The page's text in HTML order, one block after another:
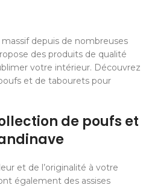
depuis de nombreuses
des produits de qualité
votre intérieur. Découvrez
et de tabourets pour
de poufs et
et de l’originalité à votre
également des assises